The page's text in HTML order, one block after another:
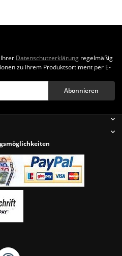
Datenschutzerklärung regelmäßig
zu Ihrem Produktsortiment per E-
Abonnieren